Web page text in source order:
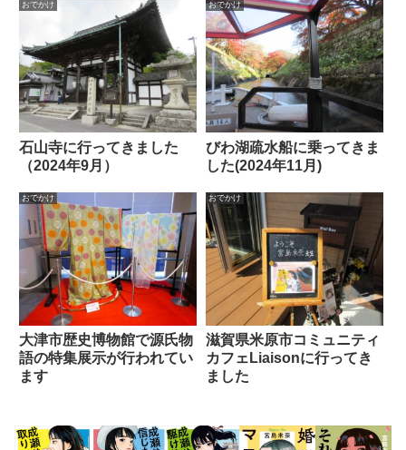
おでかけ
石山寺に行ってきました
（2024年9月）
おでかけ
びわ湖疏水船に乗ってきま
した(2024年11月)
おでかけ
大津市歴史博物館で源氏物
語の特集展示が行われてい
ます
おでかけ
滋賀県米原市コミュニティ
カフェLiaisonに行ってき
ました